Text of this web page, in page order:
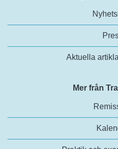
Aktuella
Mer från